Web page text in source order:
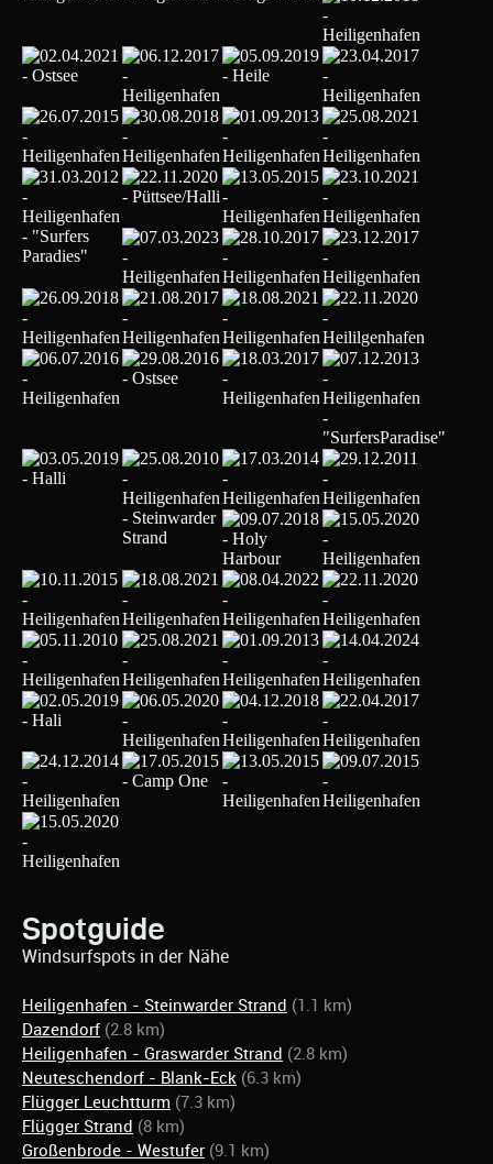
Spotguide
Windsurfspots in der Nähe
Heiligenhafen - Steinwarder Strand (1.1 km)
Dazendorf (2.8 km)
Heiligenhafen - Graswarder Strand (2.8 km)
Neuteschendorf - Blank-Eck (6.3 km)
Flügger Leuchtturm (7.3 km)
Flügger Strand (8 km)
Großenbrode - Westufer (9.1 km)